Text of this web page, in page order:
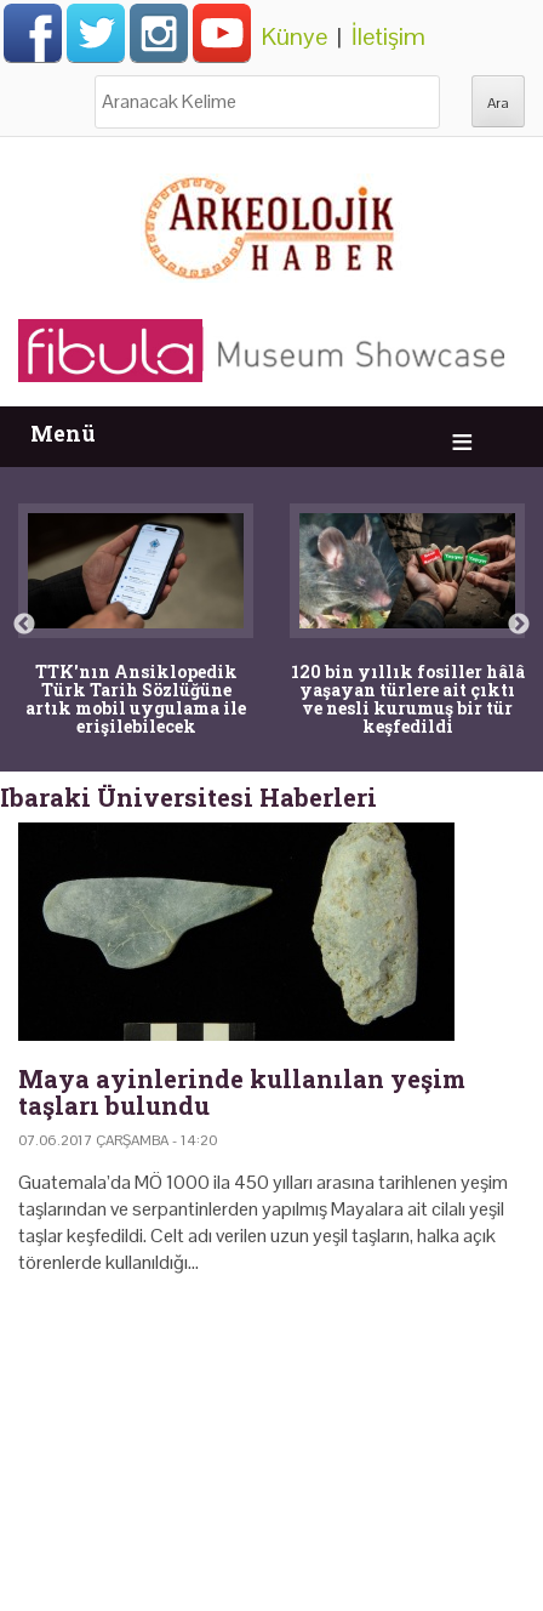
Künye | İletişim
Menü
TTK'nın Ansiklopedik
Türk Tarih Sözlüğüne
artık mobil uygulama ile
erişilebilecek
120 bin yıllık fosiller hâlâ
yaşayan türlere ait çıktı
ve nesli kurumuş bir tür
keşfedildi
Ibaraki Üniversitesi Haberleri
Maya ayinlerinde kullanılan yeşim
taşları bulundu
07.06.2017 ÇARŞAMBA - 14:20
Guatemala’da MÖ 1000 ila 450 yılları arasına tarihlenen yeşim
taşlarından ve serpantinlerden yapılmış Mayalara ait cilalı yeşil
taşlar keşfedildi. Celt adı verilen uzun yeşil taşların, halka açık
törenlerde kullanıldığı…